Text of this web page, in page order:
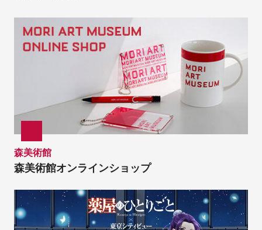
森美術館
森美術館オンラインショップ